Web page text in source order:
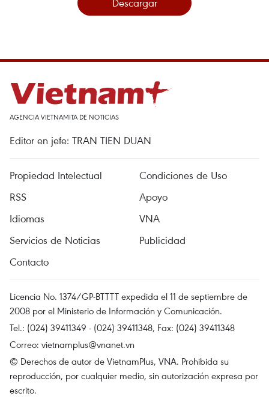
Descargar
AGENCIA VIETNAMITA DE NOTICIAS
Editor en jefe: TRAN TIEN DUAN
Propiedad Intelectual
Condiciones de Uso
RSS
Apoyo
Idiomas
VNA
Servicios de Noticias
Publicidad
Contacto
Licencia No. 1374/GP-BTTTT expedida el 11 de septiembre de
2008 por el Ministerio de Información y Comunicación.
Tel.: (024) 39411349 - (024) 39411348, Fax: (024) 39411348
Correo: vietnamplus@vnanet.vn
© Derechos de autor de VietnamPlus, VNA. Prohibida su
reproducción, por cualquier medio, sin autorización expresa por
escrito.